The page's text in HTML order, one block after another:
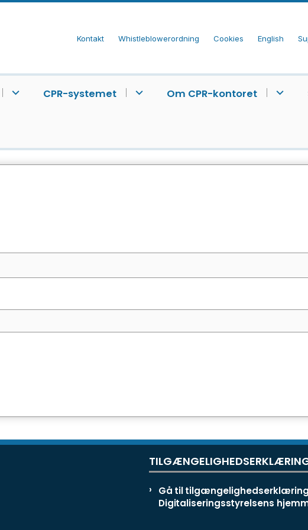
Kontakt Whistleblowerordning Cookies English
CPR-systemet Om CPR-kontoret
Gå til
Digitaliseringsstyrelsens